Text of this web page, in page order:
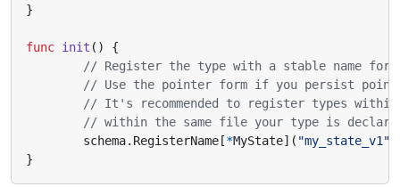
}
func init ()
{
// Register the type with a stable name
// Use the pointer form if you persist
// It's recommended to register types
// within the same file your type is
schema. RegisterName [*MyState]( "my_state_v1"
}